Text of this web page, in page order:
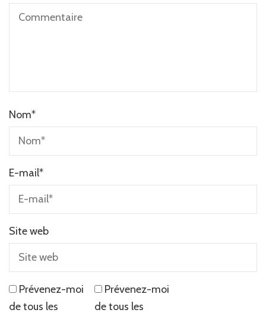
Nom*
E-mail*
Site web
Prévenez-moi
de tous les
Prévenez-moi
de tous les